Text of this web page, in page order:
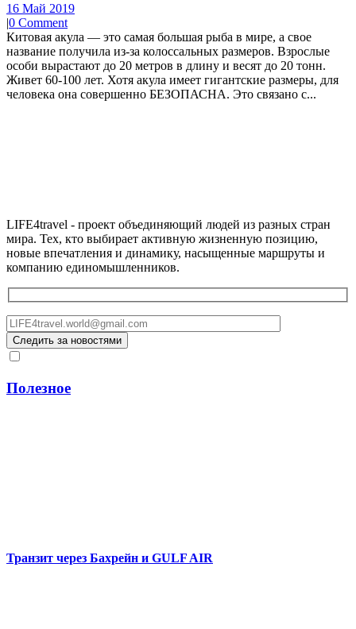
16 Май 2019
|0 Comment
Китовая акула — это самая большая рыба в мире, а свое
название получила из-за колоссальных размеров. Взрослые
особи вырастают до 20 метров в длину и весят до 20 тонн.
Живет 60-100 лет. Хотя акула имеет гигантские размеры, для
человека она совершенно БЕЗОПАСНА. Это связано с...
LIFE4travel - проект объединяющий людей из разных стран
мира. Тех, кто выбирает активную жизненную позицию,
новые впечатления и динамику, насыщенные маршруты и
компанию единомышленников.
Полезное
Транзит через Бахрейн и GULF AIR